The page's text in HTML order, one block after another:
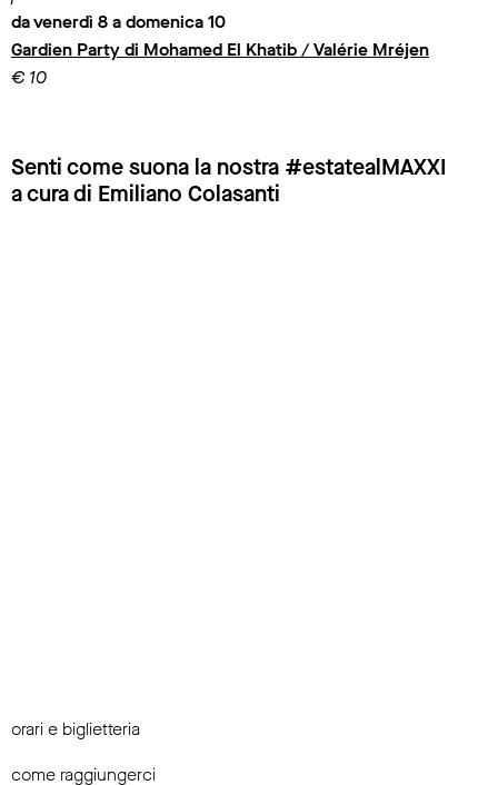
da venerdì 8 a domenica 10
Gardien Party di Mohamed El Khatib / Valérie Mréjen
€ 10
Senti come suona la nostra #estatealMAXXI
a cura di Emiliano Colasanti
orari e biglietteria
come raggiungerci